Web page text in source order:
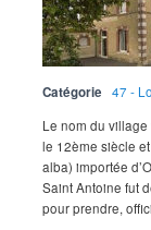
Catégorie
47 -
Le nom du village
le 12ème siècle
alba) importée
Saint Antoine fut
pour prendre,